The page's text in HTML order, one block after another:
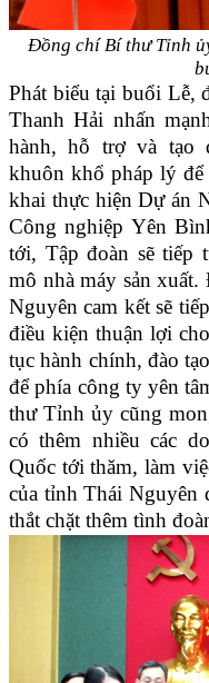
Đồng chí Bí thư Tỉnh
Phát biểu tại buổi Lễ,
Thanh Hải nhấn
hành, hỗ trợ và tạo
khuôn khổ pháp lý
khai thực hiện Dự án
Công nghiệp Yên
tới, Tập đoàn sẽ tiếp
mô nhà máy sản
Nguyên cam kết sẽ
điều kiện thuận lợi
tục hành chính, đào
để phía công ty yên
thư Tỉnh ủy cũng
có thêm nhiều các
Quốc tới thăm, làm
của tỉnh Thái Nguyên
thắt chặt thêm tình